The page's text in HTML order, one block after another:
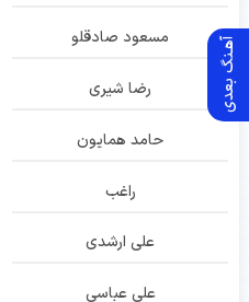
آهـنگ بعدی مسعود صادقلو
رضا شیری
حامد همایون
راغب
علی ارشدی
علی عباسی